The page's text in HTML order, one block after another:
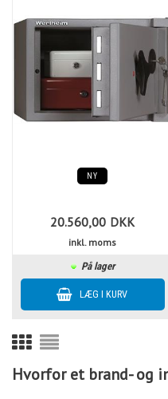
NY
20.560,00 DKK
inkl. moms
På lager
Hvorfor et brand- og